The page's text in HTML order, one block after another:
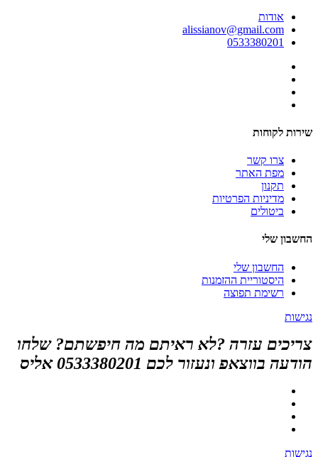
אודות
alissianov@gmail.com
0533380201
שירות לקוחות
צרו קשר
מפת האתר
תקנון
מדיניות הפרטיות
ביטולים
החשבון שלי
החשבון שלי
היסטוריית ההזמנות
רשימת תפוצה
נגישות
צריכים עזרה ?לא ראיתם מה חיפשתם? שלחו
הודעה בווצאפ ונעזור לכם 0533380201 אליס
נגישות